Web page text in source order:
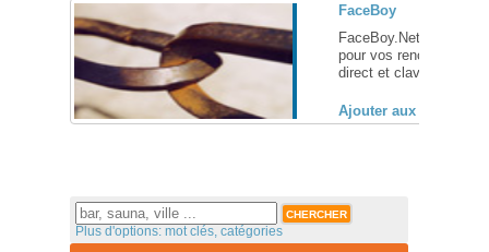
FaceBoy
FaceBoy.Net est un
pour vos rencontres
direct et clavardage
Ajouter aux favoris
Plus d'options: mot clés, catégories